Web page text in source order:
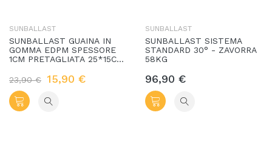
SUNBALLAST
SUNBALLAST GUAINA IN
GOMMA EDPM SPESSORE
1CM PRETAGLIATA 25*15CM
23,90 € 15,90 €
SUNBALLAST
SUNBALLAST SISTEMA
STANDARD 30° - ZAVORRA
58KG
96,90 €